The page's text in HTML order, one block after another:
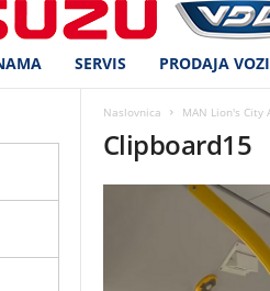
SERVIS PRODAJA
Naslovnica MAN Lion's City
Clipboard15